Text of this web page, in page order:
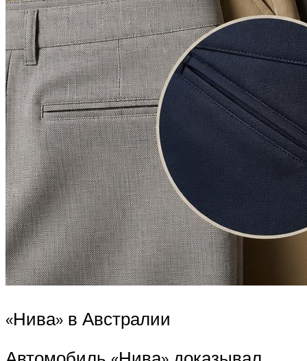
«Нива» в Австралии